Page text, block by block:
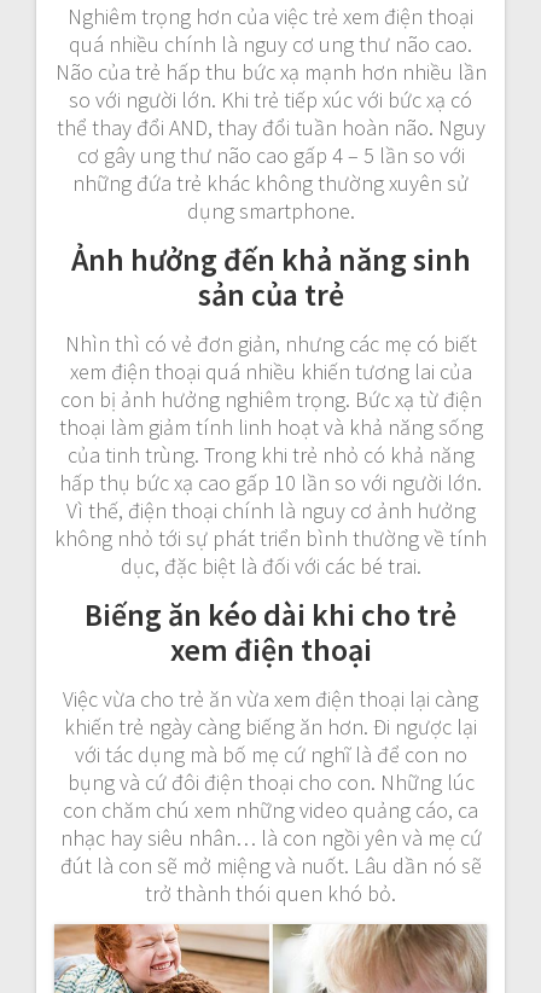
Nghiêm trọng hơn của việc trẻ xem điện thoại
quá nhiều chính là nguy cơ ung thư não cao.
Não của trẻ hấp thu bức xạ mạnh hơn nhiều lần
so với người lớn. Khi trẻ tiếp xúc với bức xạ có
thể thay đổi AND, thay đổi tuần hoàn não. Nguy
cơ gây ung thư não cao gấp 4 – 5 lần so với
những đứa trẻ khác không thường xuyên sử
dụng smartphone.
Ảnh hưởng đến khả năng sinh
sản của trẻ
Nhìn thì có vẻ đơn giản, nhưng các mẹ có biết
xem điện thoại quá nhiều khiến tương lai của
con bị ảnh hưởng nghiêm trọng. Bức xạ từ điện
thoại làm giảm tính linh hoạt và khả năng sống
của tinh trùng. Trong khi trẻ nhỏ có khả năng
hấp thụ bức xạ cao gấp 10 lần so với người lớn.
Vì thế, điện thoại chính là nguy cơ ảnh hưởng
không nhỏ tới sự phát triển bình thường về tính
dục, đặc biệt là đối với các bé trai.
Biếng ăn kéo dài khi cho trẻ
xem điện thoại
Việc vừa cho trẻ ăn vừa xem điện thoại lại càng
khiến trẻ ngày càng biếng ăn hơn. Đi ngược lại
với tác dụng mà bố mẹ cứ nghĩ là để con no
bụng và cứ đôi điện thoại cho con. Những lúc
con chăm chú xem những video quảng cáo, ca
nhạc hay siêu nhân… là con ngồi yên và mẹ cứ
đút là con sẽ mở miệng và nuốt. Lâu dần nó sẽ
trở thành thói quen khó bỏ.